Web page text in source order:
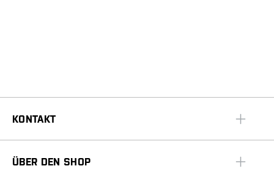
KONTAKT
ÜBER DEN SHOP